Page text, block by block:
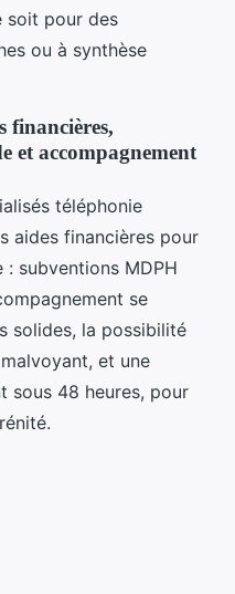
soit pour des
ou à synthèse
financières,
et accompagnement
téléphonie
aides financières pour
subventions MDPH
se
solides, la possibilité
et une
sous 48 heures, pour